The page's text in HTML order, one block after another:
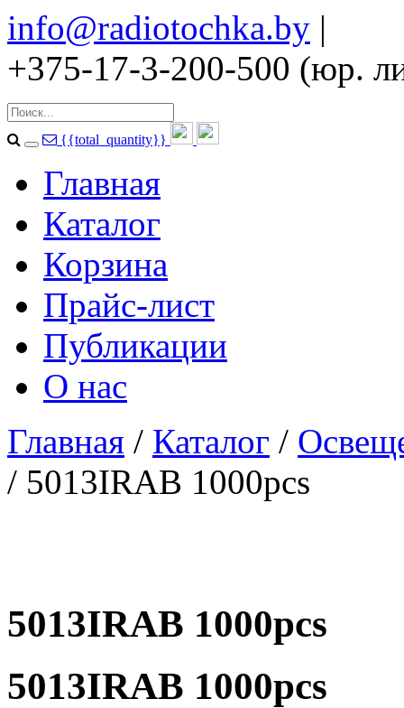
info@radiotochka.by |
+375-17-3-200-500 (юр.
{{total_quantity}}
Главная
Каталог
Корзина
Прайс-лист
Публикации
О нас
Главная / Каталог /
/ 5013IRAB 1000pcs
5013IRAB 1000pcs
5013IRAB 1000pcs